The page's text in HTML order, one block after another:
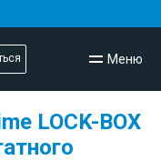
Меню
LOCK-BOX